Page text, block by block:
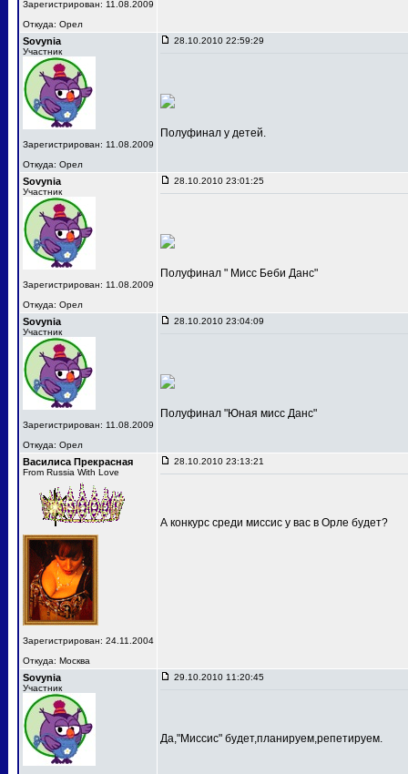
Зарегистрирован: 11.08.2009
Откуда: Орел
Sovynia
Участник
Зарегистрирован: 11.08.2009
Откуда: Орел
28.10.2010 22:59:29
Полуфинал у детей.
Sovynia
Участник
Зарегистрирован: 11.08.2009
Откуда: Орел
28.10.2010 23:01:25
Полуфинал " Мисс Беби Данс"
Sovynia
Участник
Зарегистрирован: 11.08.2009
Откуда: Орел
28.10.2010 23:04:09
Полуфинал "Юная мисс Данс"
Василиса Прекрасная
From Russia With Love
Зарегистрирован: 24.11.2004
Откуда: Москва
28.10.2010 23:13:21
А конкурс среди миссис у вас в Орле будет?
Sovynia
Участник
29.10.2010 11:20:45
Да,"Миссис" будет,планируем,репетируем.